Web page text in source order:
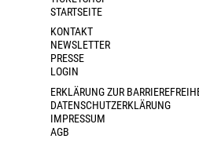
STARTSEITE
KONTAKT
NEWSLETTER
PRESSE
LOGIN
ERKLÄRUNG ZUR
DATENSCHUTZERKLÄRUNG
IMPRESSUM
AGB